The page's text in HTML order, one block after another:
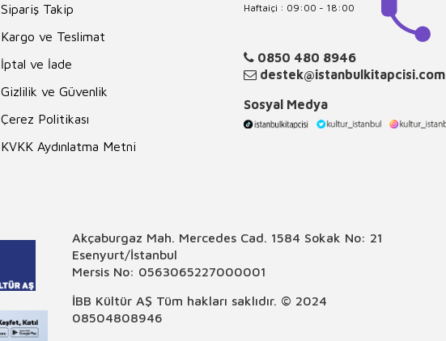
Sipariş Takip
Kargo ve Teslimat
İptal ve İade
Gizlilik ve Güvenlik
Çerez Politikası
KVKK Aydınlatma Metni
Haftaiçi : 09:00 - 18:00
0850 480 8946
destek@istanbulkitapcisi.com
Sosyal Medya
Akçaburgaz Mah. Mercedes Cad. 1584 Sokak No: 21
Esenyurt/İstanbul
Mersis No: 0563065227000001
İBB Kültür AŞ Tüm hakları saklıdır. © 2024
08504808946